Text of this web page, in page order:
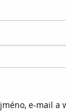
e-mail a